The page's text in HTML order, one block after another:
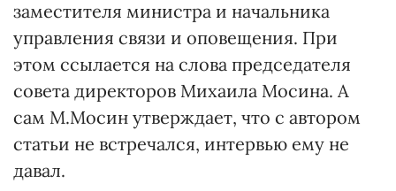
заместителя министра и начальника
управления связи и оповещения. При
этом ссылается на слова председателя
совета директоров Михаила Мосина. А
сам М.Мосин утверждает, что с автором
статьи не встречался, интервью ему не
давал.